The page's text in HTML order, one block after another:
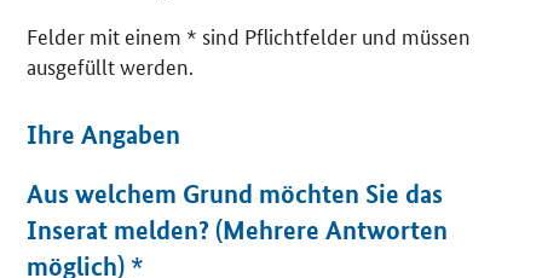
Felder mit einem * sind Pflichtfelder und müssen
ausgefüllt werden.
Ihre Angaben
Aus welchem Grund möchten Sie das
Inserat melden? (Mehrere Antworten
möglich) *